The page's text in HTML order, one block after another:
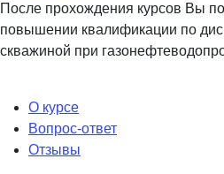
После прохождения курсов Вы
повышении квалификации по
скважиной при
О курсе
Вопрос-ответ
Отзывы